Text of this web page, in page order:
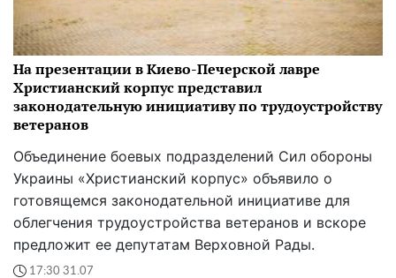
На презентации в Киево-Печерской лавре
Христианский корпус представил
законодательную инициативу по трудоустройству
ветеранов
Объединение боевых подразделений Сил обороны
Украины «Христианский корпус» объявило о
готовящемся законодательной инициативе для
облегчения трудоустройства ветеранов и вскоре
предложит ее депутатам Верховной Рады.
17:30 31.07